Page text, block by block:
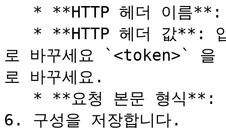
로 바꾸세요 `<token>` 을
로 바꾸세요.
6. 구성을 저장합니다.